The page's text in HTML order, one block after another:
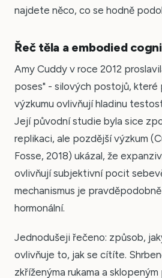
najdete něco, co se hodně
Řeč těla a embodied
Amy Cuddy v roce 2012
poses" - silových postojů, které
výzkumu ovlivňují hladinu
Její původní studie byla sice
replikaci, ale pozdější výzkum
Fosse, 2018) ukázal, že
ovlivňují subjektivní pocit
mechanismus je
hormonální.
Jednodušeji řečeno: způsob,
ovlivňuje to, jak se cítíte.
zkříženýma rukama a